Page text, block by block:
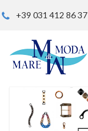
+39 031 412 86 37